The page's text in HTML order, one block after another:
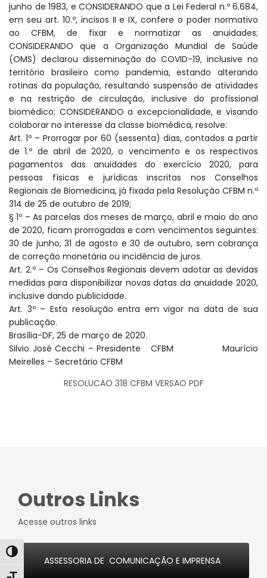
Alternar alto contraste
junho de 1983, e CONSIDERANDO que a Lei Federal n.º 6.684,
em seu art. 10.º, incisos II e IX, confere o poder normativo
ao CFBM, de fixar e normatizar as anuidades;
CONSIDERANDO que a Organização Mundial de Saúde
(OMS) declarou disseminação do COVID-19, inclusive no
território brasileiro como pandemia, estando alterando
rotinas da população, resultando suspensão de atividades
e na restrição de circulação, inclusive do profissional
biomédico; CONSIDERANDO a excepcionalidade, e visando
colaborar no interesse da classe biomédica, resolve:
Art. 1º – Prorrogar por 60 (sessenta) dias, contados a partir
de 1.º de abril de 2020, o vencimento e os respectivos
pagamentos das anuidades do exercício 2020, para
pessoas físicas e jurídicas inscritas nos Conselhos
Regionais de Biomedicina, já fixada pela Resolução CFBM n.º
314 de 25 de outubro de 2019;
§ 1º – As parcelas dos meses de março, abril e maio do ano
de 2020, ficam prorrogadas e com vencimentos seguintes:
30 de junho, 31 de agosto e 30 de outubro, sem cobrança
de correção monetária ou incidência de juros.
Art. 2.º – Os Conselhos Regionais devem adotar as devidas
medidas para disponibilizar novas datas da anuidade 2020,
inclusive dando publicidade.
Art. 3º – Esta resolução entra em vigor na data de sua
publicação.
Brasília-DF, 25 de março de 2020.
Silvio José Cecchi – Presidente CFBM Maurício
Meirelles – Secretário CFBM
RESOLUCAO 318 CFBM VERSAO PDF
Outros Links
Acesse outros links
ASSESSORIA DE COMUNICAÇÃO E IMPRENSA